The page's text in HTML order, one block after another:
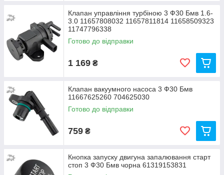
Клапан управління турбіною 3 Ф30 Бмв 1.6-
3.0 11657808032 11657811814 11658509323
11747796338
Готово до відправки
1 169 ₴
Клапан вакуумного насоса 3 Ф30 Бмв
11667625260 704625030
Готово до відправки
759 ₴
Кнопка запуску двигуна запалювання старт
стоп 3 Ф30 Бмв чорна 61319153831